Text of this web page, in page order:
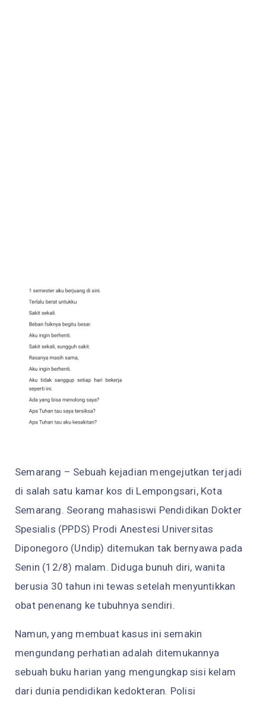
Semarang – Sebuah kejadian mengejutkan terjadi
di salah satu kamar kos di Lempongsari, Kota
Semarang. Seorang mahasiswi Pendidikan Dokter
Spesialis (PPDS) Prodi Anestesi Universitas
Diponegoro (Undip) ditemukan tak bernyawa pada
Senin (12/8) malam. Diduga bunuh diri, wanita
berusia 30 tahun ini tewas setelah menyuntikkan
obat penenang ke tubuhnya sendiri.
Namun, yang membuat kasus ini semakin
mengundang perhatian adalah ditemukannya
sebuah buku harian yang mengungkap sisi kelam
dari dunia pendidikan kedokteran. Polisi